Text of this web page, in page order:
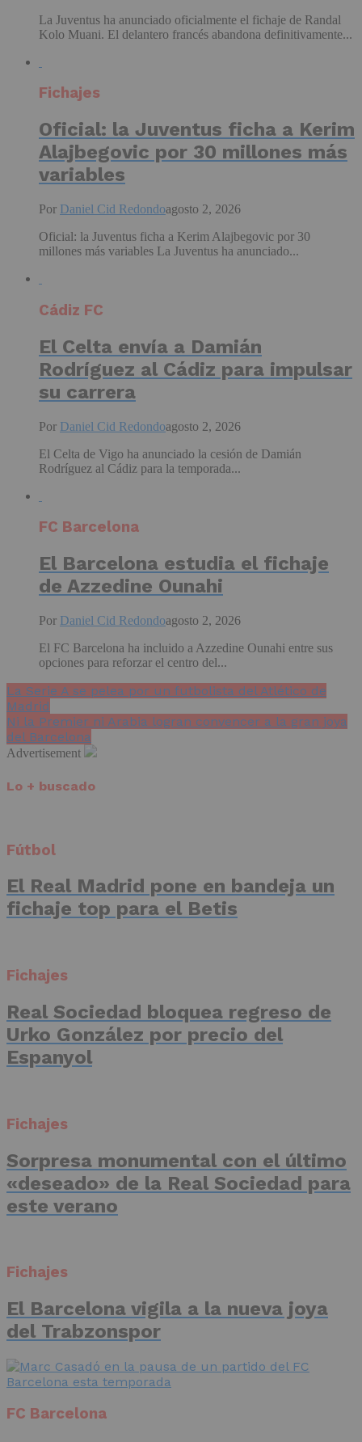
La Juventus ha anunciado oficialmente el fichaje de Randal
Kolo Muani. El delantero francés abandona definitivamente...
Fichajes
Oficial: la Juventus ficha a Kerim
Alajbegovic por 30 millones más
variables
Por Daniel Cid Redondoagosto 2, 2026
Oficial: la Juventus ficha a Kerim Alajbegovic por 30
millones más variables La Juventus ha anunciado...
Cádiz FC
El Celta envía a Damián
Rodríguez al Cádiz para impulsar
su carrera
Por Daniel Cid Redondoagosto 2, 2026
El Celta de Vigo ha anunciado la cesión de Damián
Rodríguez al Cádiz para la temporada...
FC Barcelona
El Barcelona estudia el fichaje
de Azzedine Ounahi
Por Daniel Cid Redondoagosto 2, 2026
El FC Barcelona ha incluido a Azzedine Ounahi entre sus
opciones para reforzar el centro del...
La Serie A se pelea por un futbolista del Atlético de
Madrid
Ni la Premier ni Arabia logran convencer a la gran joya
del Barcelona
Advertisement
Lo + buscado
Fútbol
El Real Madrid pone en bandeja un
fichaje top para el Betis
Fichajes
Real Sociedad bloquea regreso de
Urko González por precio del
Espanyol
Fichajes
Sorpresa monumental con el último
«deseado» de la Real Sociedad para
este verano
Fichajes
El Barcelona vigila a la nueva joya
del Trabzonspor
FC Barcelona